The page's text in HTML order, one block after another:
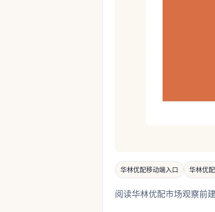
华林优配移动端入口 华林优配
阅读华林优配市场观察前